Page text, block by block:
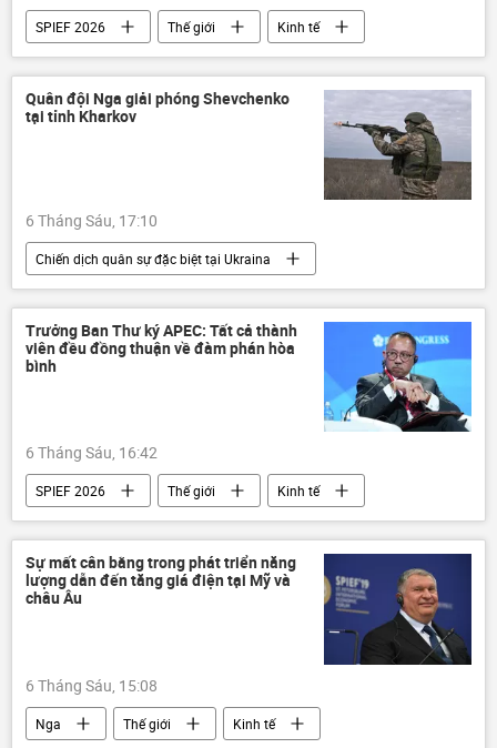
SPIEF 2026 Thế giới
Kinh tế
Thỏa thuận
Nga
Quân đội Nga giải phóng Shevchenko
tại tỉnh Kharkov
6 Tháng Sáu, 17:10
Chiến dịch quân sự đặc biệt tại Ukraina
Nga
Bộ Quốc phòng Nga
Ukraina
xung đột quân sự
Cuộc khủng hoảng ở Ukraina
Trưởng Ban Thư ký APEC: Tất cả thành
viên đều đồng thuận về đàm phán hòa
bình
6 Tháng Sáu, 16:42
SPIEF 2026 Thế giới
Kinh tế
Chính trị
quan hệ
hợp tác
Hoa Kỳ
APEC
Kinh doanh
Nga
Trung Đông
Sự mất cân bằng trong phát triển năng
lượng dẫn đến tăng giá điện tại Mỹ và
châu Âu
6 Tháng Sáu, 15:08
Nga Thế giới
Kinh tế